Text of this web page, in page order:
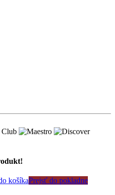
košíkaPrejsť do pokladne